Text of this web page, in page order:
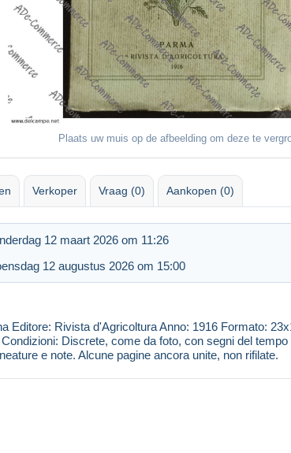
Plaats uw muis op de afbeelding om deze te
Verkoper Vraag (0) Aankopen (0)
12 maart 2026 om 11:26
12 augustus 2026 om 15:00
Editore: Rivista d'Agricoltura Anno: 1916 Formato:
Discrete, come da foto, con segni del
e note. Alcune pagine ancora unite, non rifilate.